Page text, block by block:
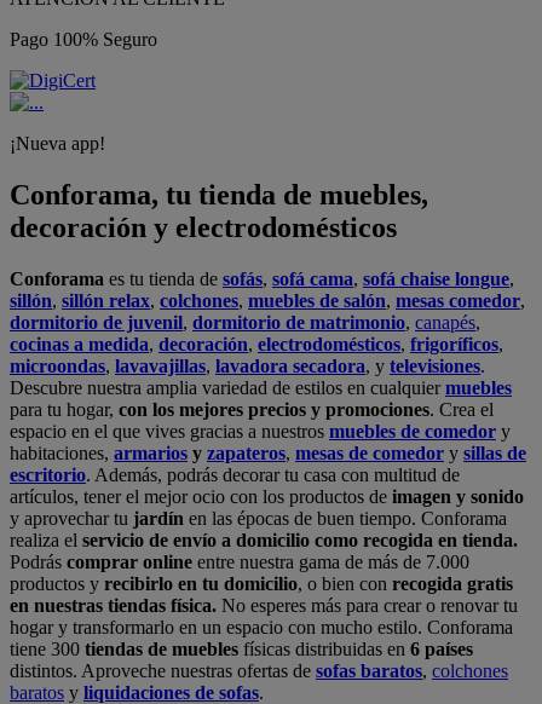
Pago 100% Seguro
¡Nueva app!
Conforama, tu tienda de muebles,
decoración y electrodomésticos
Conforama es tu tienda de sofás, sofá cama, sofá chaise longue,
sillón, sillón relax, colchones, muebles de salón, mesas comedor,
dormitorio de juvenil, dormitorio de matrimonio, canapés,
cocinas a medida, decoración, electrodomésticos, frigoríficos,
microondas, lavavajillas, lavadora secadora, y televisiones.
Descubre nuestra amplia variedad de estilos en cualquiermuebles
para tu hogar, con los mejores precios y promociones. Crea el
espacio en el que vives gracias a nuestros muebles de comedor y
habitaciones, armarios y zapateros, mesas de comedor y sillas de
escritorio. Además, podrás decorar tu casa con multitud de
artículos, tener el mejor ocio con los productos de imagen y sonido
y aprovechar tu jardín en las épocas de buen tiempo. Conforama
realiza el servicio de envío a domicilio como recogida en tienda.
Podrás comprar online entre nuestra gama de más de 7.000
productos y recibirlo en tu domicilio, o bien con recogida gratis
en nuestras tiendas física. No esperes más para crear o renovar tu
hogar y transformarlo en un espacio con mucho estilo. Conforama
tiene 300 tiendas de muebles físicas distribuidas en 6 países
distintos. Aproveche nuestras ofertas de sofas baratos, colchones
baratos y liquidaciones de sofas.